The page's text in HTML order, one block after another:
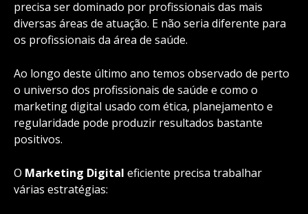
precisa ser dominado por profissionais das mais
diversas áreas de atuação. E não seria diferente para
os profissionais da área de saúde.
Ao longo deste último ano temos observado de perto
o universo dos profissionais de saúde e como o
marketing digital usado com ética, planejamento e
regularidade pode produzir resultados bastante
positivos.
O Marketing Digital eficiente precisa trabalhar
várias estratégias: